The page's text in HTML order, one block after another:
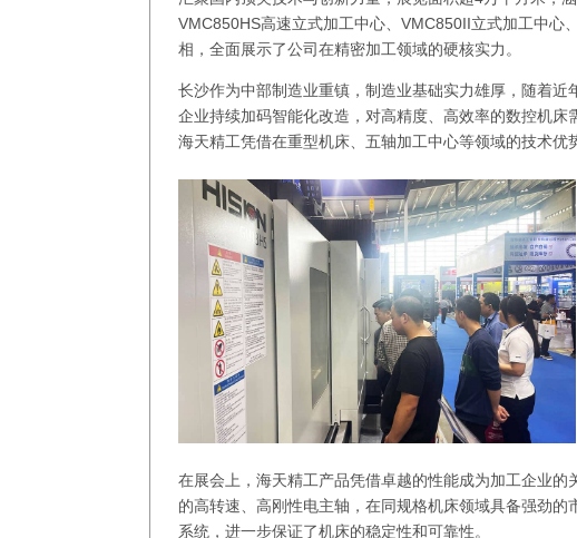
VMC850HS高速立式加工中心、VMC850II立式加工中
相，全面展示了公司在精密加工领域的硬核实力。
长沙作为中部制造业重镇，制造业基础实力雄厚，随着
企业持续加码智能化改造，对高精度、高效率的数控机
海天精工凭借在重型机床、五轴加工中心等领域的技术优
在展会上，海天精工产品凭借卓越的性能成为加工企业
的高转速、高刚性电主轴，在同规格机床领域具备强劲
系统，进一步保证了机床的稳定性和可靠性。